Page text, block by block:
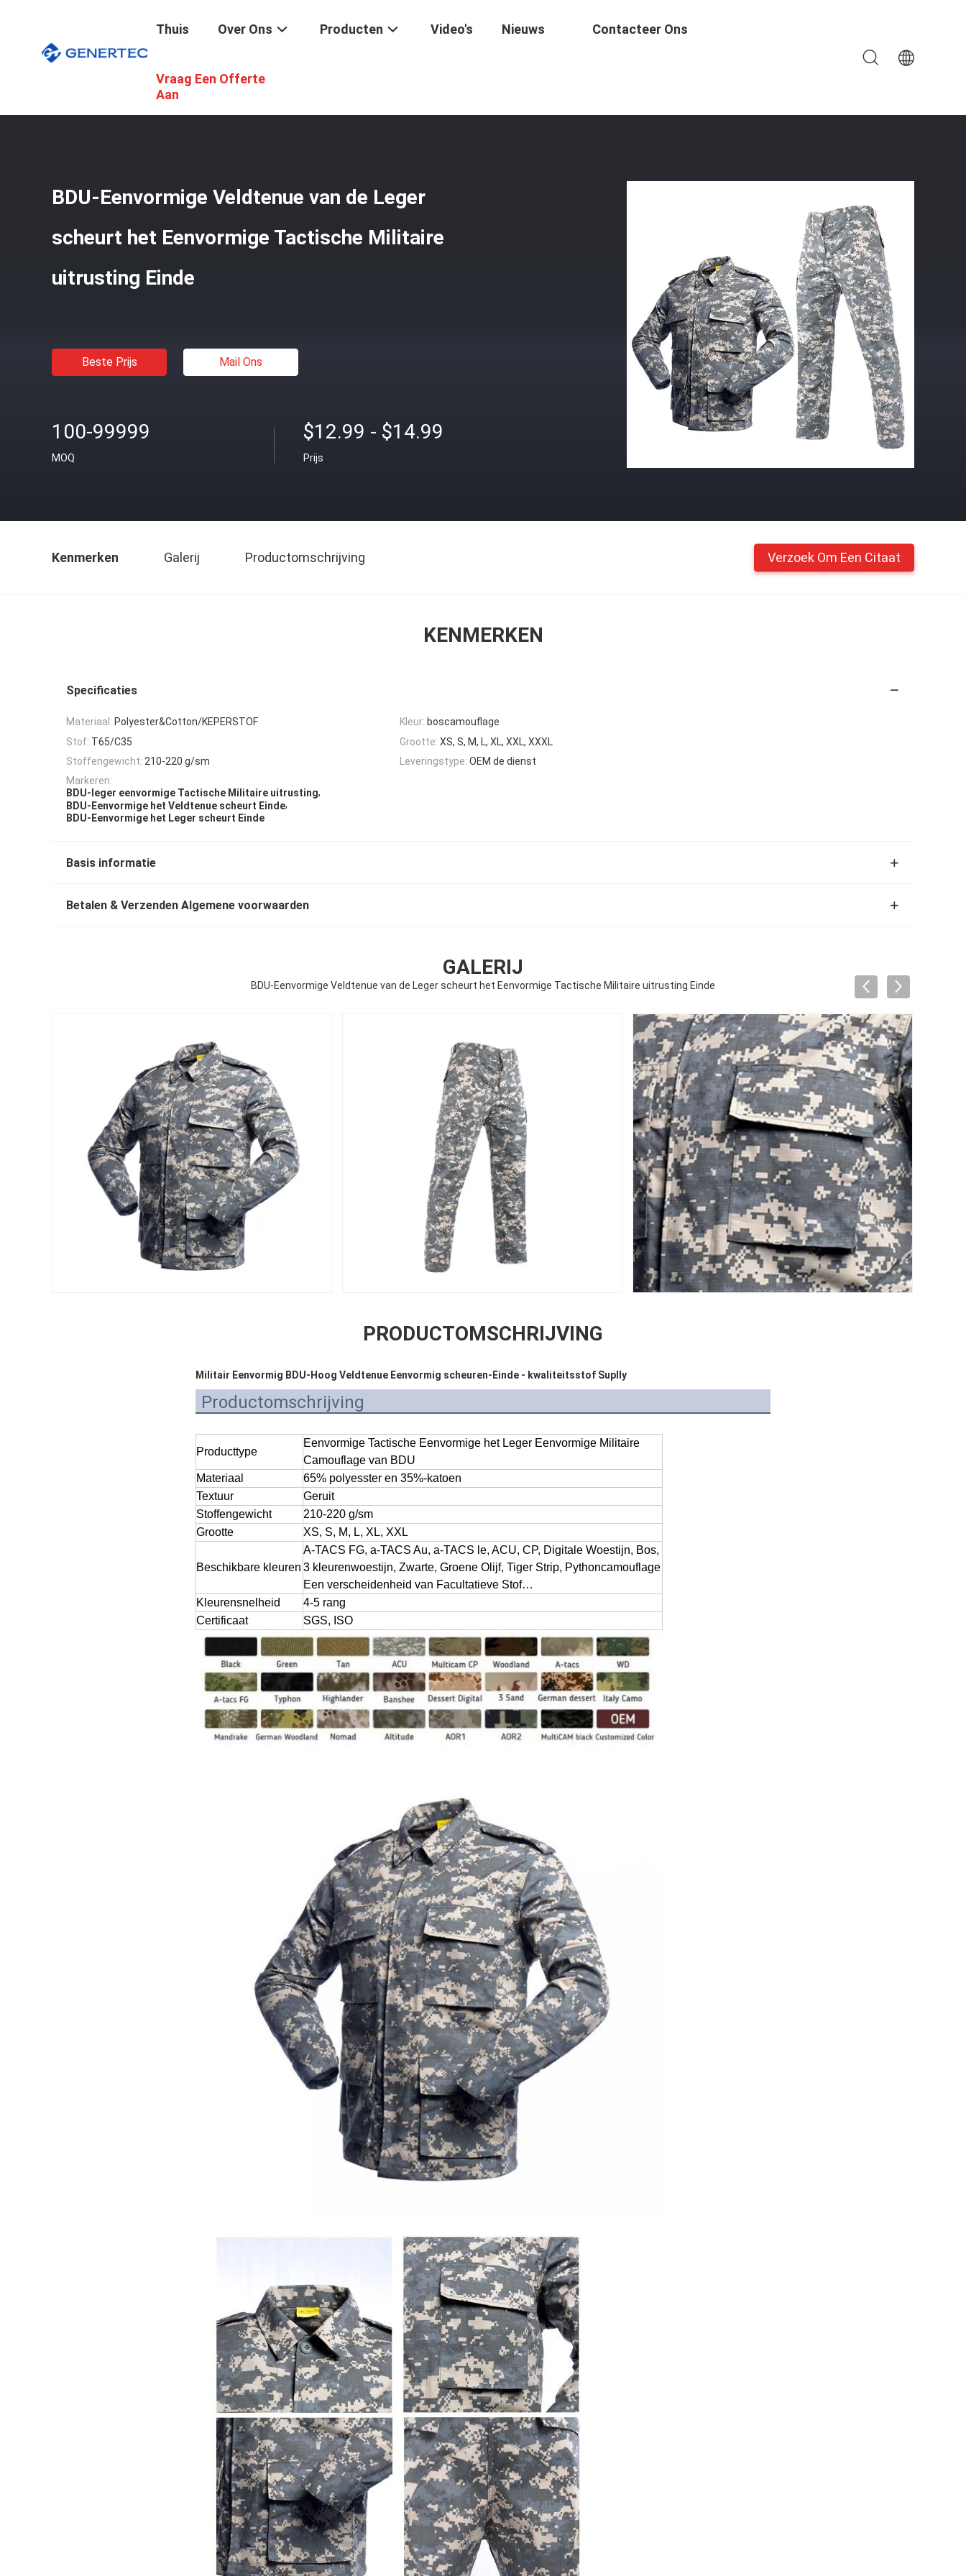
Thuis Over Ons Producten Video's Nieuws Contacteer Ons
Vraag Een Offerte
Aan
Tactische Militaire Uitrusting
BDU-Eenvormige Veldtenue van de Leger
scheurt het Eenvormige Tactische Militaire
uitrusting Einde
Beste Prijs Mail Ons
100-99999
MOQ
$12.99 - $14.99
Prijs
Kenmerken Galerij Productomschrijving Verzoek Om Een Citaat
KENMERKEN
Specificaties
Materiaal: Polyester&Cotton/KEPERSTOF Kleur: boscamouflage
Stof: T65/C35 Grootte: XS, S, M, L, XL, XXL, XXXL
Stoffengewicht: 210-220 g/sm Leveringstype: OEM de dienst
Markeren:
BDU-leger eenvormige Tactische Militaire uitrusting,
BDU-Eenvormige het Veldtenue scheurt Einde,
BDU-Eenvormige het Leger scheurt Einde
Basis informatie
Betalen & Verzenden Algemene voorwaarden
GALERIJ
BDU-Eenvormige Veldtenue van de Leger scheurt het Eenvormige Tactische Militaire uitrusting Einde
PRODUCTOMSCHRIJVING
Militair Eenvormig BDU-Hoog Veldtenue Eenvormig scheuren-Einde - kwaliteitsstof Suplly
Productomschrijving
Producttype
Eenvormige Tactische Eenvormige het Leger Eenvormige Militaire
Camouflage van BDU
Materiaal
65% polyesster en 35%-katoen
Textuur
Geruit
Stoffengewicht
210-220 g/sm
Grootte
XS, S, M, L, XL, XXL
Beschikbare kleuren
A-TACS FG, a-TACS Au, a-TACS le, ACU, CP, Digitale Woestijn, Bos,
3 kleurenwoestijn, Zwarte, Groene Olijf, Tiger Strip, Pythoncamouflage
Een verscheidenheid van Facultatieve Stof…
Kleurensnelheid
4-5 rang
Certificaat
SGS, ISO